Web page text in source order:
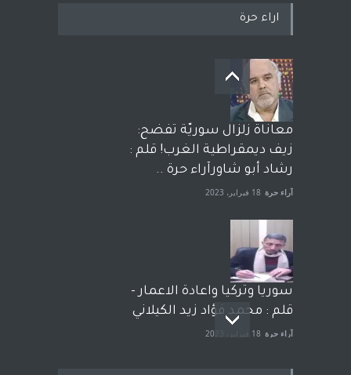
اراء حرة
معاناة زلزال سوريّة تفضح:
زيف ديمقراطية الغرب! قلم :
رشاد أبو شاورآراء حرة ..
آراء حرة 18 فبراير، 2023
سوريا وتركيا واعادة الاعمار -
قلم : محمد فؤاد زيد الكيلاني
آراء حرة 18 فبراير، 2023